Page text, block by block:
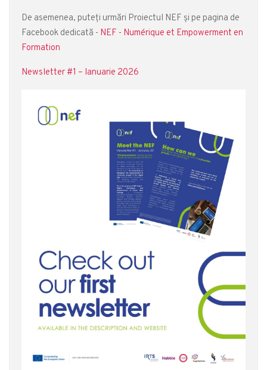
De asemenea, puteți urmări Proiectul NEF și pe pagina de
Facebook dedicată - NEF - Numérique et Empowerment en
Formation
Newsletter #1 – Ianuarie 2026